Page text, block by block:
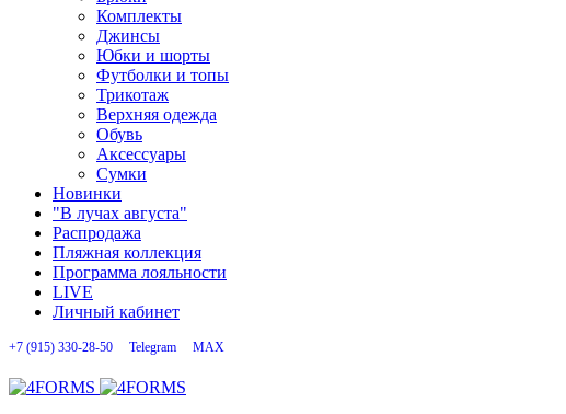
Комплекты
Джинсы
Юбки и шорты
Футболки и топы
Трикотаж
Верхняя одежда
Обувь
Аксессуары
Сумки
Новинки
"В лучах августа"
Распродажа
Пляжная коллекция
Программа лояльности
LIVE
Личный кабинет
+7 (915) 330-28-50 Telegram MAX